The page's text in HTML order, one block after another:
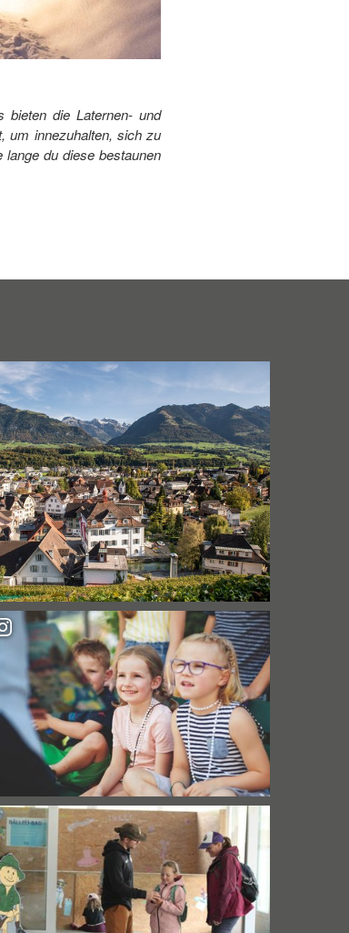
bieten die Laternen- und
um innezuhalten, sich zu
du diese bestaunen